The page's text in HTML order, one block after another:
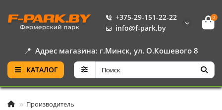
+375-29-151-22-22
info@f-park.by
0
📍 Адрес магазина: г.Минск, ул. О.Кошевого 8
КАТАЛОГ
Производитель